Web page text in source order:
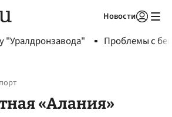
Новости
"Уралдронзавода" Проблемы с
«Алания»